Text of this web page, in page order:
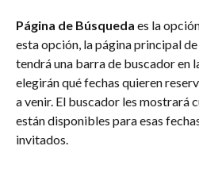
Página de Búsqueda es la
esta opción, la página principal
tendrá una barra de buscador en
elegirán qué fechas quieren
a venir. El buscador les mostrará
están disponibles para esas
invitados.